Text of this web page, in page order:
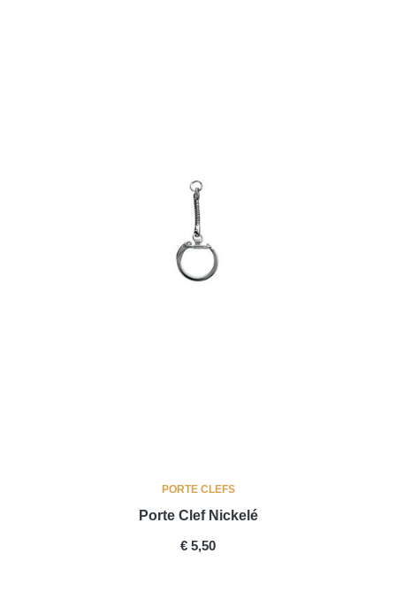
PORTE CLEFS
Porte Clef Nickelé
PRICE
€ 5,50